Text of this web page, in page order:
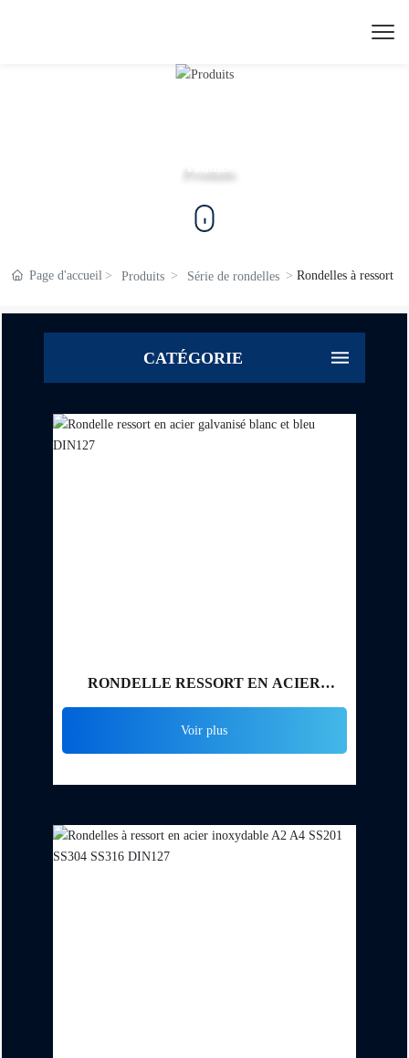
Page d'accueil Produits Série de rondelles Rondelles à ressort
CATÉGORIE
RONDELLE RESSORT EN ACIER
GALVANISÉ BLANC ET BLEU DIN127
Voir plus